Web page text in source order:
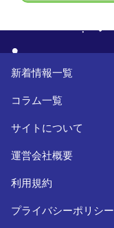
新着情報一覧
コラム一覧
サイトについて
運営会社概要
利用規約
プライバシーポリシー